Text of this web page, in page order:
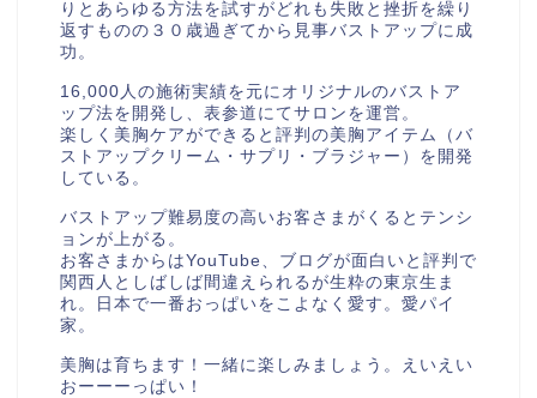
りとあらゆる方法を試すがどれも失敗と挫折を繰り
返すものの３０歳過ぎてから見事バストアップに成
功。
16,000人の施術実績を元にオリジナルのバストア
ップ法を開発し、表参道にてサロンを運営。
楽しく美胸ケアができると評判の美胸アイテム（バ
ストアップクリーム・サプリ・ブラジャー）を開発
している。
バストアップ難易度の高いお客さまがくるとテンシ
ョンが上がる。
お客さまからはYouTube、ブログが面白いと評判で
関西人としばしば間違えられるが生粋の東京生ま
れ。日本で一番おっぱいをこよなく愛す。愛パイ
家。
美胸は育ちます！一緒に楽しみましょう。えいえい
おーーーっぱい！